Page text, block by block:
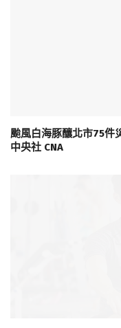
颱風白海豚釀北市75
中央社 CNA